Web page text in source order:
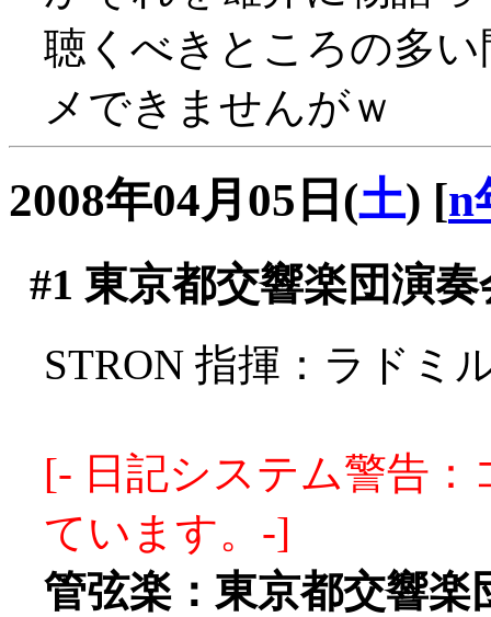
聴くべきところの多
メできませんがｗ
2008年04月05日(土) [n
#1 東京都交響楽団演奏
STRON 指揮：ラドミ
[- 日記システム警告：
ています。-]
管弦楽：東京都交響楽